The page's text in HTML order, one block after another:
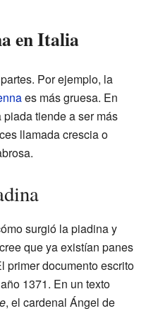
en Italia
Por ejemplo, la
es más gruesa. En
piada tiende a ser más
llamada crescia o
surgió la piadina y
que ya existían panes
primer documento escrito
1371. En un texto
, el cardenal Ángel de